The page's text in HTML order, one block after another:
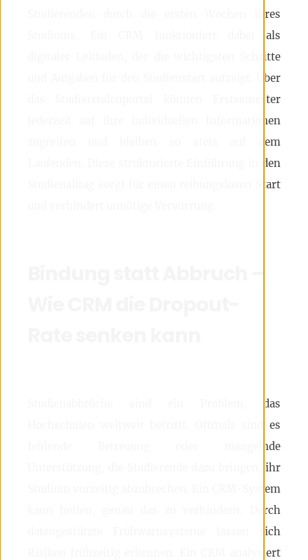
Studierenden durch die ersten Wochen ihres
Studiums. Ein CRM funktioniert dabei als
digitaler Leitfaden, der die wichtigsten Schritte
und Aufgaben für den Studienstart aufzeigt. Über
das Studierendenportal können Erstsemester
jederzeit auf ihre individuellen Informationen
zugreifen und bleiben so stets auf dem
Laufenden. Diese strukturierte Einführung in den
Studienalltag sorgt für einen reibungslosen Start
Studienabbrüche sind ein Problem, das
Hochschulen weltweit betrifft. Oftmals sind es
fehlende Betreuung oder mangelnde
Unterstützung, die Studierende dazu bringen, ihr
Studium vorzeitig abzubrechen. Ein CRM-System
kann helfen, genau das zu verhindern. Durch
datengestützte Frühwarnsysteme lassen sich
Risiken frühzeitig erkennen. Ein CRM analysiert